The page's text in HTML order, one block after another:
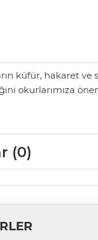
küfür, hakaret ve
okurlarımıza
(0)